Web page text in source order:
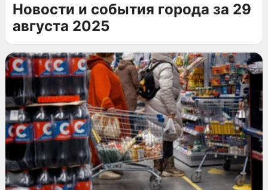
Новости и события города за 29
августа 2025